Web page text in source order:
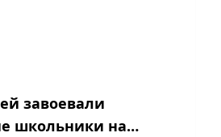
завоевали
школьники на